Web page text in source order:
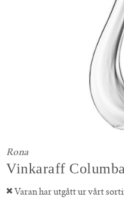
Rona
Vinkaraff
Varan har utgått ur vårt